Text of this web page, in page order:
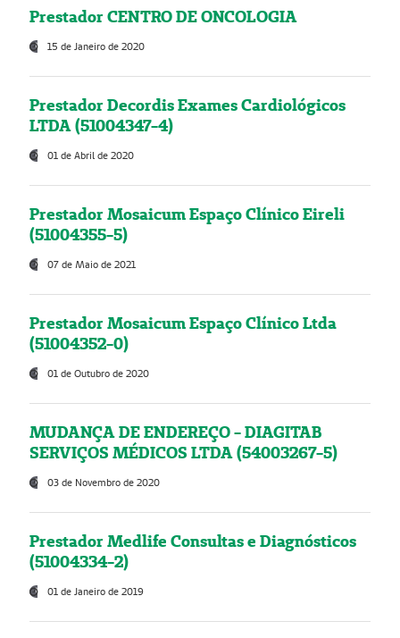
Prestador CENTRO DE ONCOLOGIA
15 de Janeiro de 2020
Prestador Decordis Exames Cardiológicos
LTDA (51004347-4)
01 de Abril de 2020
Prestador Mosaicum Espaço Clínico Eireli
(51004355-5)
07 de Maio de 2021
Prestador Mosaicum Espaço Clínico Ltda
(51004352-0)
01 de Outubro de 2020
MUDANÇA DE ENDEREÇO - DIAGITAB
SERVIÇOS MÉDICOS LTDA (54003267-5)
03 de Novembro de 2020
Prestador Medlife Consultas e Diagnósticos
(51004334-2)
01 de Janeiro de 2019